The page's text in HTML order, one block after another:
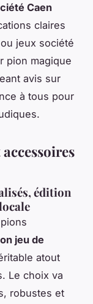
Caen
claires
jeux société
pion magique
avis sur
à tous pour
édition
jeu de
atout
Le choix va
robustes et